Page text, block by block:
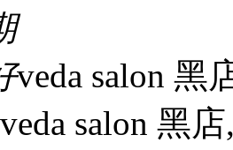
veda salon 黑
salon 黑